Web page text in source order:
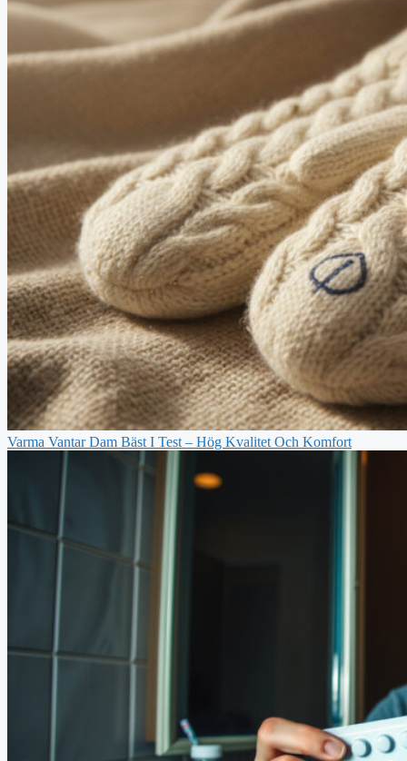
Varma Vantar Dam Bäst I Test – Hög Kvalitet Och Komfort